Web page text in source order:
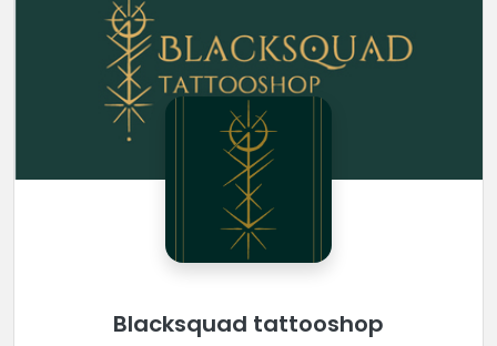
Blacksquad tattooshop